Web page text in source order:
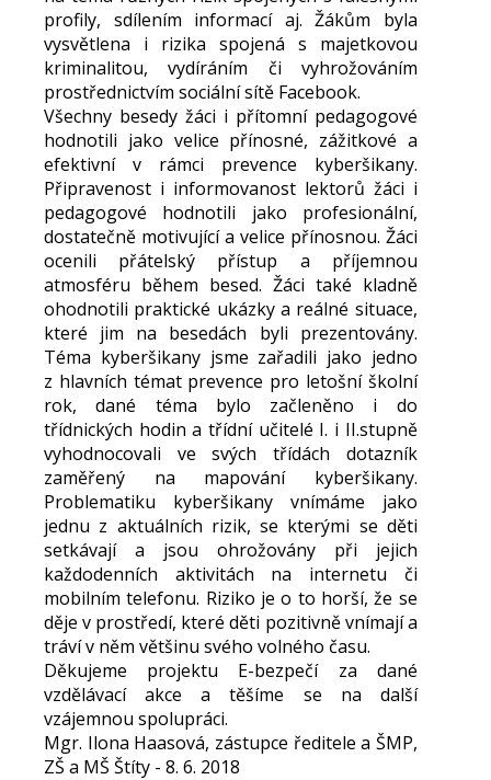
profily, sdílením informací aj. Žákům byla
vysvětlena i rizika spojená s majetkovou
kriminalitou, vydíráním či vyhrožováním
prostřednictvím sociální sítě Facebook.
Všechny besedy žáci i přítomní pedagogové
hodnotili jako velice přínosné, zážitkové a
efektivní v rámci prevence kyberšikany.
Připravenost i informovanost lektorů žáci i
pedagogové hodnotili jako profesionální,
dostatečně motivující a velice přínosnou. Žáci
ocenili přátelský přístup a příjemnou
atmosféru během besed. Žáci také kladně
ohodnotili praktické ukázky a reálné situace,
které jim na besedách byli prezentovány.
Téma kyberšikany jsme zařadili jako jedno
z hlavních témat prevence pro letošní školní
rok, dané téma bylo začleněno i do
třídnických hodin a třídní učitelé I. i II.stupně
vyhodnocovali ve svých třídách dotazník
zaměřený na mapování kyberšikany.
Problematiku kyberšikany vnímáme jako
jednu z aktuálních rizik, se kterými se děti
setkávají a jsou ohrožovány při jejich
každodenních aktivitách na internetu či
mobilním telefonu. Riziko je o to horší, že se
děje v prostředí, které děti pozitivně vnímají a
tráví v něm většinu svého volného času.
Děkujeme projektu E-bezpečí za dané
vzdělávací akce a těšíme se na další
vzájemnou spolupráci.
Mgr. Ilona Haasová, zástupce ředitele a ŠMP,
ZŠ a MŠ Štíty - 8. 6. 2018